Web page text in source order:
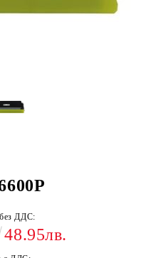
ДДС:
48.95лв.